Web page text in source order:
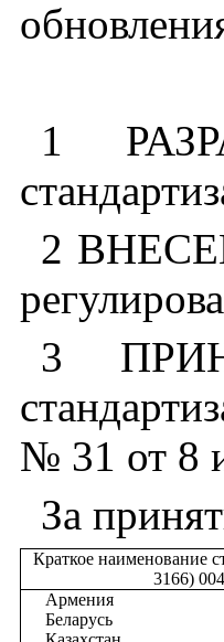
1
2
3
№ 31 от 8
За
Краткое наименование
3166) 004
Армения
Беларусь